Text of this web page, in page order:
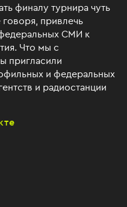
финалу турнира чуть
привлечь
СМИ к
Что мы с
пригласили
и федеральных
и радиостанции